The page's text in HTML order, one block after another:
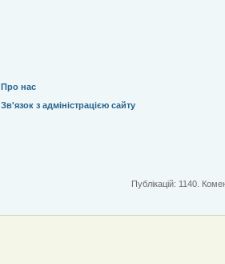
Про нас
Зв'язок з адміністрацією сайту
Публікацій: 1140.